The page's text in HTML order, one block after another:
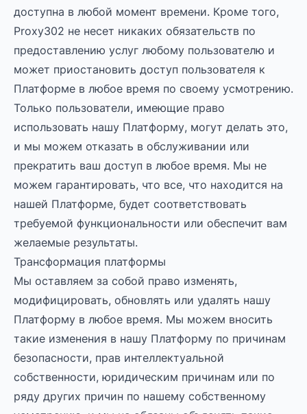
доступна в любой момент времени. Кроме того,
Proxy302 не несет никаких обязательств по
предоставлению услуг любому пользователю и
может приостановить доступ пользователя к
Платформе в любое время по своему усмотрению.
Только пользователи, имеющие право
использовать нашу Платформу, могут делать это,
и мы можем отказать в обслуживании или
прекратить ваш доступ в любое время. Мы не
можем гарантировать, что все, что находится на
нашей Платформе, будет соответствовать
требуемой функциональности или обеспечит вам
желаемые результаты.
Трансформация платформы
Мы оставляем за собой право изменять,
модифицировать, обновлять или удалять нашу
Платформу в любое время. Мы можем вносить
такие изменения в нашу Платформу по причинам
безопасности, прав интеллектуальной
собственности, юридическим причинам или по
ряду других причин по нашему собственному